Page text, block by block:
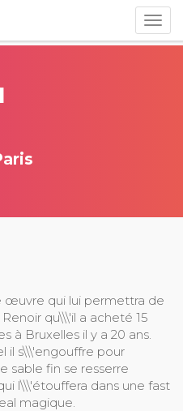
œuvre qui lui permettra de
qu\\\'il a acheté 15
à Bruxelles il y a 20 ans.
il s\\\'engouffre pour
sable fin se resserre
l\\\'étouffera dans une fast
magique.